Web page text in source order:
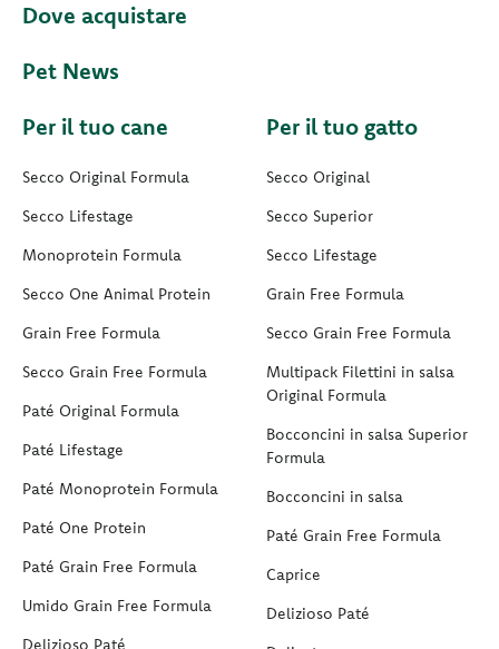
Dove acquistare
Pet News
Per il tuo cane
Secco Original Formula
Secco Lifestage
Monoprotein Formula
Secco One Animal Protein
Grain Free Formula
Secco Grain Free Formula
Paté Original Formula
Paté Lifestage
Paté Monoprotein Formula
Paté One Protein
Paté Grain Free Formula
Umido Grain Free Formula
Delizioso Paté
Per il tuo gatto
Secco Original
Secco Superior
Secco Lifestage
Grain Free Formula
Secco Grain Free Formula
Multipack Filettini in salsa
Original Formula
Bocconcini in salsa Superior
Formula
Bocconcini in salsa
Paté Grain Free Formula
Caprice
Delizioso Paté